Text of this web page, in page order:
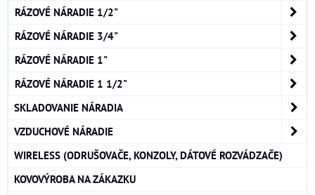
RÁZOVÉ NÁRADIE 1/2"
RÁZOVÉ NÁRADIE 3/4"
RÁZOVÉ NÁRADIE 1"
RÁZOVÉ NÁRADIE 1 1/2"
SKLADOVANIE NÁRADIA
VZDUCHOVÉ NÁRADIE
WIRELESS (ODRUŠOVAČE, KONZOLY, DÁTOVÉ ROZVÁDZAČE)
KOVOVÝROBA NA ZÁKAZKU